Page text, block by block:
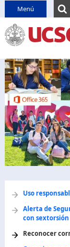
Menú
INICIO
QUIENES SOMOS
Reseña
Decretos y normativas
CONTACTO
PINVU
Uso
Alerta de
con sextorsión
Reconocer